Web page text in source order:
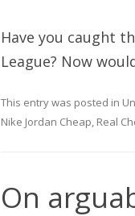
Have you caught
League? Now
This entry was posted in
Nike Jordan Cheap, Real
On